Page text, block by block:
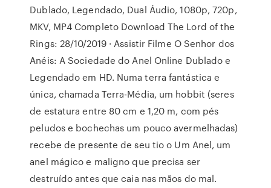
Dublado, Legendado, Dual Áudio, 1080p, 720p,
MKV, MP4 Completo Download The Lord of the
Rings: 28/10/2019 · Assistir Filme O Senhor dos
Anéis: A Sociedade do Anel Online Dublado e
Legendado em HD. Numa terra fantástica e
única, chamada Terra-Média, um hobbit (seres
de estatura entre 80 cm e 1,20 m, com pés
peludos e bochechas um pouco avermelhadas)
recebe de presente de seu tio o Um Anel, um
anel mágico e maligno que precisa ser
destruído antes que caia nas mãos do mal.